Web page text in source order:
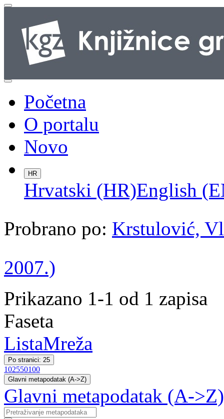
Početna
O portalu
Novo
HR
Hrvatski (HR)English
Probrano po: Krstulović,
2007.)
Prikazano 1-1 od 1 zapisa
Faseta
ListaMreža
Po stranici: 25
102550100
Glavni metapodatak (A->Z)
Glavni metapodatak (A->Z)